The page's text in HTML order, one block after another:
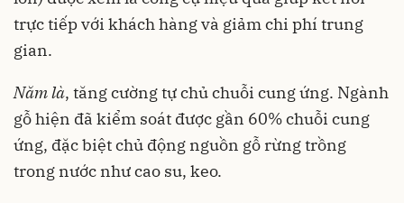
trực tiếp với khách hàng và giảm chi phí trung
gian.
Năm là, tăng cường tự chủ chuỗi cung ứng. Ngành
gỗ hiện đã kiểm soát được gần 60% chuỗi cung
ứng, đặc biệt chủ động nguồn gỗ rừng trồng
trong nước như cao su, keo.